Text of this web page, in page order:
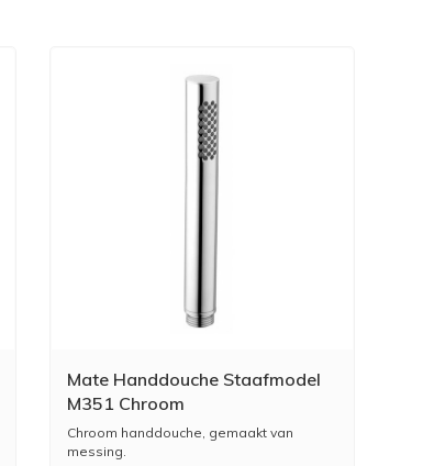
Mate Handdouche Staafmodel
M351 Chroom
Chroom handdouche, gemaakt van
messing.